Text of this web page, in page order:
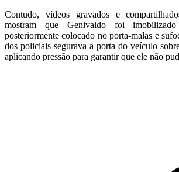
Contudo, vídeos gravados e
mostram que Genivaldo foi
posteriormente colocado no porta-malas e
dos policiais segurava a porta do veículo
aplicando pressão para garantir que ele não